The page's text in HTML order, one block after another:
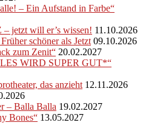
– Ein Aufstand in Farbe“
jetzt will er’s wissen! 11.10.2026
schöner als Jetzt 09.10.2026
zum Zenit“ 20.02.2027
WIRD SUPER GUT*“
das anzieht 12.11.2026
– Balla Balla 19.02.2027
Bones“ 13.05.2027